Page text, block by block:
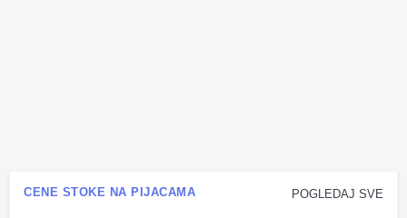
POGLEDAJ SVE
CENE STOKE NA PIJACAMA